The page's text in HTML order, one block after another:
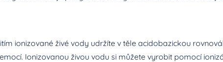
ionizované živé vody udržíte v těle acidobazickou
Ionizovanou živou vodu si můžete vyrobit pomocí